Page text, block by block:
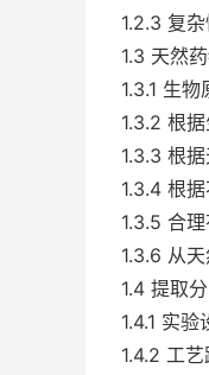
1.2.3 复杂
1.3 天然
1.3.1 生
1.3.2 根
1.3.3 根
1.3.4 根
1.3.5 合
1.3.6 从
1.4 提取
1.4.1 实验
1.4.2 工